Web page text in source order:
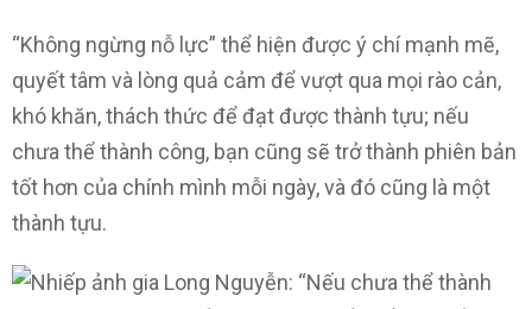
“Không ngừng nỗ lực” thể hiện được ý chí mạnh mẽ,
quyết tâm và lòng quả cảm để vượt qua mọi rào cản,
khó khăn, thách thức để đạt được thành tựu; nếu
chưa thể thành công, bạn cũng sẽ trở thành phiên bản
tốt hơn của chính mình mỗi ngày, và đó cũng là một
thành tựu.